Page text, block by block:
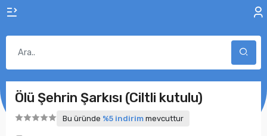
Ölü Şehrin Şarkısı (Ciltli kutulu)
Bu üründe %5 indirim mevcuttur